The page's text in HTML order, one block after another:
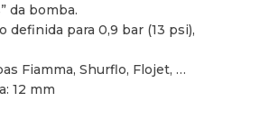
da bomba.
definida para 0,9 bar (13 psi),
Fiamma, Shurflo, Flojet, …
12 mm